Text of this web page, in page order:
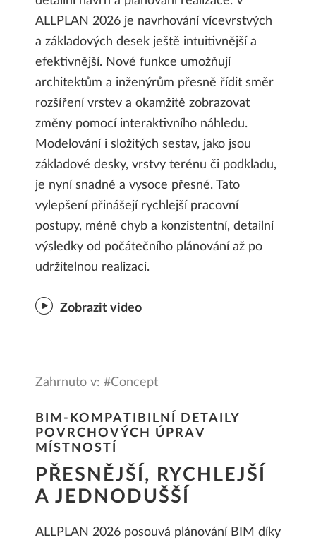
ALLPLAN 2026 je navrhování vícevrstvých
a základových desek ještě intuitivnější a
efektivnější. Nové funkce umožňují
architektům a inženýrům přesně řídit směr
rozšíření vrstev a okamžitě zobrazovat
změny pomocí interaktivního náhledu.
Modelování i složitých sestav, jako jsou
základové desky, vrstvy terénu či podkladu,
je nyní snadné a vysoce přesné. Tato
vylepšení přinášejí rychlejší pracovní
postupy, méně chyb a konzistentní, detailní
výsledky od počátečního plánování až po
udržitelnou realizaci.
Zobrazit video
Zahrnuto v: #Concept
BIM-KOMPATIBILNÍ DETAILY
POVRCHOVÝCH ÚPRAV
MÍSTNOSTÍ
PŘESNĚJŠÍ, RYCHLEJŠÍ
A JEDNODUŠŠÍ
ALLPLAN 2026 posouvá plánování BIM díky